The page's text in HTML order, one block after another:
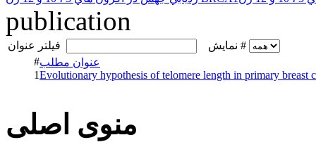
publication
نمایش #
#عنوان مطلب
1Evolutionary hypothesis of telomere length in primary breast
منوی اصلی